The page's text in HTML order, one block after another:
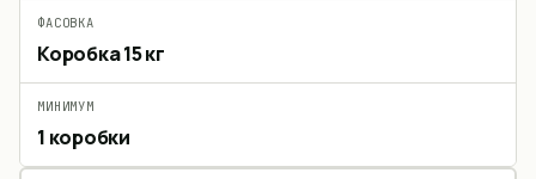
ФАСОВКА
Коробка 15 кг
МИНИМУМ
1 коробки